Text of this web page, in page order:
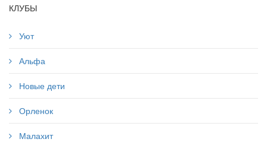
КЛУБЫ
Уют
Альфа
Новые дети
Орленок
Малахит